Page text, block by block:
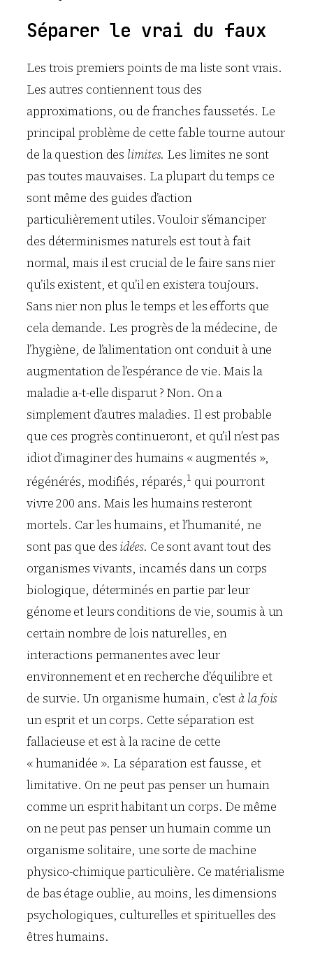
Séparer le vrai du faux
Les trois premiers points de ma liste sont vrais.
Les autres contiennent tous des
approximations, ou de franches faussetés. Le
principal problème de cette fable tourne autour
de la question des limites. Les limites ne sont
pas toutes mauvaises. La plupart du temps ce
sont même des guides d’action
particulièrement utiles. Vouloir s’émanciper
des déterminismes naturels est tout à fait
normal, mais il est crucial de le faire sans nier
qu’ils existent, et qu’il en existera toujours.
Sans nier non plus le temps et les efforts que
cela demande. Les progrès de la médecine, de
l’hygiène, de l’alimentation ont conduit à une
augmentation de l’espérance de vie. Mais la
maladie a-t-elle disparut ? Non. On a
simplement d’autres maladies. Il est probable
que ces progrès continueront, et qu’il n’est pas
idiot d’imaginer des humains « augmentés »,
régénérés, modifiés, réparés,1 qui pourront
vivre 200 ans. Mais les humains resteront
mortels. Car les humains, et l’humanité, ne
sont pas que des idées. Ce sont avant tout des
organismes vivants, incarnés dans un corps
biologique, déterminés en partie par leur
génome et leurs conditions de vie, soumis à un
certain nombre de lois naturelles, en
interactions permanentes avec leur
environnement et en recherche d’équilibre et
de survie. Un organisme humain, c’està la fois
un esprit et un corps. Cette séparation est
fallacieuse et est à la racine de cette
« humanidée ». La séparation est fausse, et
limitative. On ne peut pas penser un humain
comme un esprit habitant un corps. De même
on ne peut pas penser un humain comme un
organisme solitaire, une sorte de machine
physico-chimique particulière. Ce matérialisme
de bas étage oublie, au moins, les dimensions
psychologiques, culturelles et spirituelles des
êtres humains.